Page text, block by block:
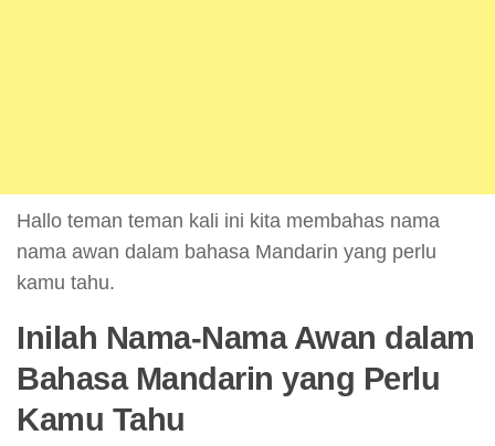
Hallo teman teman kali ini kita membahas nama
nama awan dalam bahasa Mandarin yang perlu
kamu tahu.
Inilah Nama-Nama Awan dalam
Bahasa Mandarin yang Perlu
Kamu Tahu